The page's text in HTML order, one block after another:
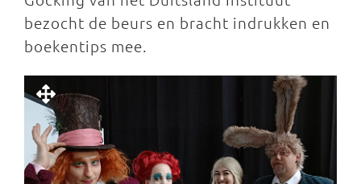
bezocht de beurs en bracht indrukken en
boekentips mee.